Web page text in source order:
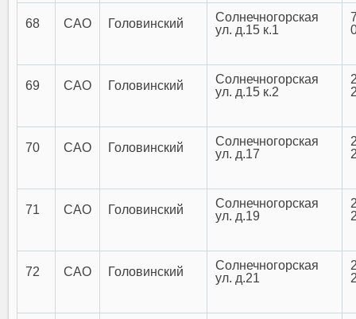
68 САО Головинский
Солнечногорская
ул. д.15 к.1
69 САО Головинский
Солнечногорская
ул. д.15 к.2
70 САО Головинский
Солнечногорская
ул. д.17
71 САО Головинский
Солнечногорская
ул. д.19
72 САО Головинский
Солнечногорская
ул. д.21